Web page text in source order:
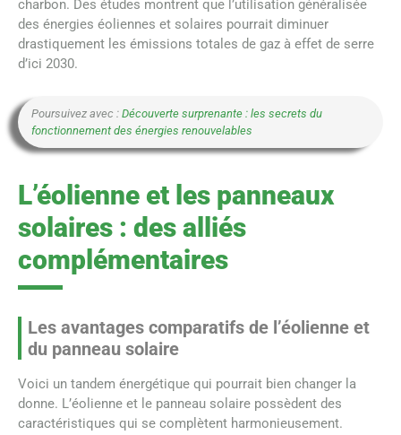
charbon. Des études montrent que l’utilisation généralisée
des énergies éoliennes et solaires pourrait diminuer
drastiquement les émissions totales de gaz à effet de serre
d’ici 2030.
Poursuivez avec : Découverte surprenante : les secrets du
fonctionnement des énergies renouvelables
L’éolienne et les panneaux
solaires : des alliés
complémentaires
Les avantages comparatifs de l’éolienne et
du panneau solaire
Voici un tandem énergétique qui pourrait bien changer la
donne. L’éolienne et le panneau solaire possèdent des
caractéristiques qui se complètent harmonieusement.